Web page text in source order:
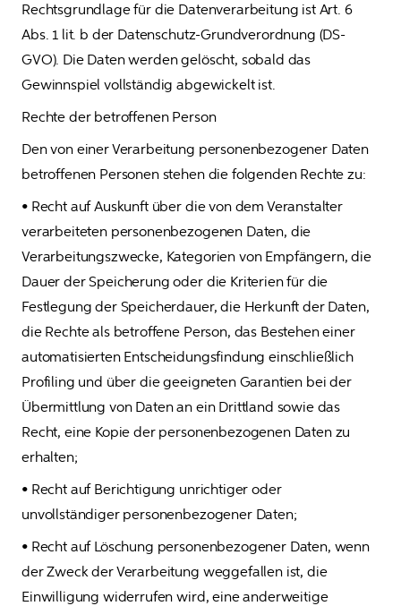
Rechtsgrundlage für die Datenverarbeitung ist Art. 6
Abs. 1 lit. b der Datenschutz-Grundverordnung (DS-
GVO). Die Daten werden gelöscht, sobald das
Gewinnspiel vollständig abgewickelt ist.
Rechte der betroffenen Person
Den von einer Verarbeitung personenbezogener Daten
betroffenen Personen stehen die folgenden Rechte zu:
• Recht auf Auskunft über die von dem Veranstalter
verarbeiteten personenbezogenen Daten, die
Verarbeitungszwecke, Kategorien von Empfängern, die
Dauer der Speicherung oder die Kriterien für die
Festlegung der Speicherdauer, die Herkunft der Daten,
die Rechte als betroffene Person, das Bestehen einer
automatisierten Entscheidungsfindung einschließlich
Profiling und über die geeigneten Garantien bei der
Übermittlung von Daten an ein Drittland sowie das
Recht, eine Kopie der personenbezogenen Daten zu
erhalten;
• Recht auf Berichtigung unrichtiger oder
unvollständiger personenbezogener Daten;
• Recht auf Löschung personenbezogener Daten, wenn
der Zweck der Verarbeitung weggefallen ist, die
Einwilligung widerrufen wird, eine anderweitige